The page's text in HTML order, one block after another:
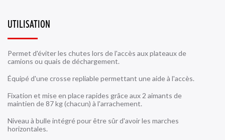
UTILISATION
Permet d'éviter les chutes lors de l'accès aux plateaux de
camions ou quais de déchargement.
Équipé d'une crosse repliable permettant une aide à l'accès.
Fixation et mise en place rapides grâce aux 2 aimants de
maintien de 87 kg(chacun) à l'arrachement.
Niveau à bulle intégré pour être sûr d'avoir les marches
horizontales.